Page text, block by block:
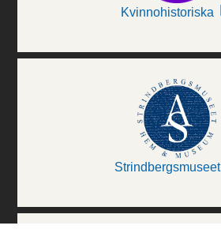
Kvinnohistoriska
Strindbergsmuseet